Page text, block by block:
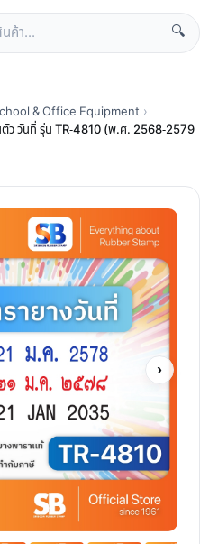
🔍
& Office Equipment ›
ว วันที่ รุ่น TR-4810 (พ.ศ. 2568-2579
›